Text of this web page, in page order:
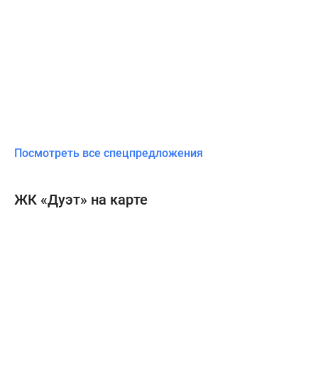
Посмотреть все спецпредложения
ЖК «Дуэт» на карте